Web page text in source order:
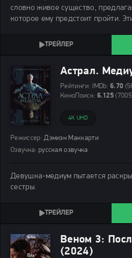
словно живое существо,
которое ему предстоит пройти.
Астрал.
Рейтинги: IMDb:6.70
КиноПоиск: 6.125
4K UHD
Режиссер: Дэмиэн Маккарти
Озвучка: русская озвучка
Девушка-медиум пытается
сестры.
Веном 3:
(2024)